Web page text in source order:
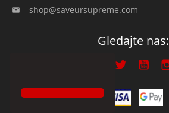
 shop@saveursupreme.com
Gledajte nas: